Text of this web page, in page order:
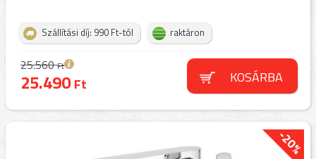
Szállítási díj: 990 Ft-tól raktáron
25.560Ft
25.490Ft KOSÁRBA
-20%